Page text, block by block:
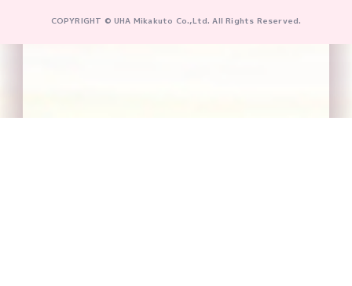
COPYRIGHT © UHA Mikakuto Co.,Ltd. All Rights Reserved.